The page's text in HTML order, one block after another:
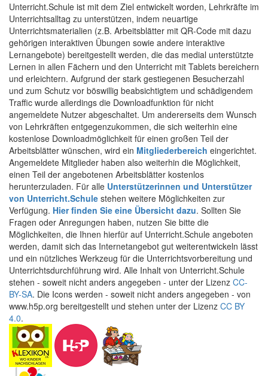
Unterricht.Schule ist mit dem Ziel entwickelt worden, Lehrkräfte im
Unterrichtsalltag zu unterstützen, indem neuartige
Unterrichtsmaterialien (z.B. Arbeitsblätter mit QR-Code mit dazu
gehörigen interaktiven Übungen sowie andere interaktive
Lernangebote) bereitgestellt werden, die das medial unterstützte
Lernen in allen Fächern und den Unterricht mit Tablets bereichern
und erleichtern. Aufgrund der stark gestiegenen Besucherzahl
und zum Schutz vor böswillig beabsichtigtem und schädigendem
Traffic wurde allerdings die Downloadfunktion für nicht
angemeldete Nutzer abgeschaltet. Um andererseits dem Wunsch
von Lehrkräften entgegenzukommen, die sich weiterhin eine
kostenlose Downloadmöglichkeit für einen großen Teil der
Arbeitsblätter wünschen, wird ein Mitgliederbereich eingerichtet.
Angemeldete Mitglieder haben also weiterhin die Möglichkeit,
einen Teil der angebotenen Arbeitsblätter kostenlos
herunterzuladen. Für alle Unterstützerinnen und Unterstützer
von Unterricht.Schule stehen weitere Möglichkeiten zur
Verfügung. Hier finden Sie eine Übersicht dazu. Sollten Sie
Fragen oder Anregungen haben, nutzen Sie bitte die
Möglichkeiten, die Ihnen hierfür auf Unterricht.Schule angeboten
werden, damit sich das Internetangebot gut weiterentwickeln lässt
und ein nützliches Werkzeug für die Unterrichtsvorbereitung und
Unterrichtsdurchführung wird. Alle Inhalt von Unterricht.Schule
stehen - soweit nicht anders angegeben - unter der Lizenz CC-
BY-SA. Die Icons werden - soweit nicht anders angegeben - von
www.h5p.org bereitgestellt und stehen unter der Lizenz CC BY
4.0.